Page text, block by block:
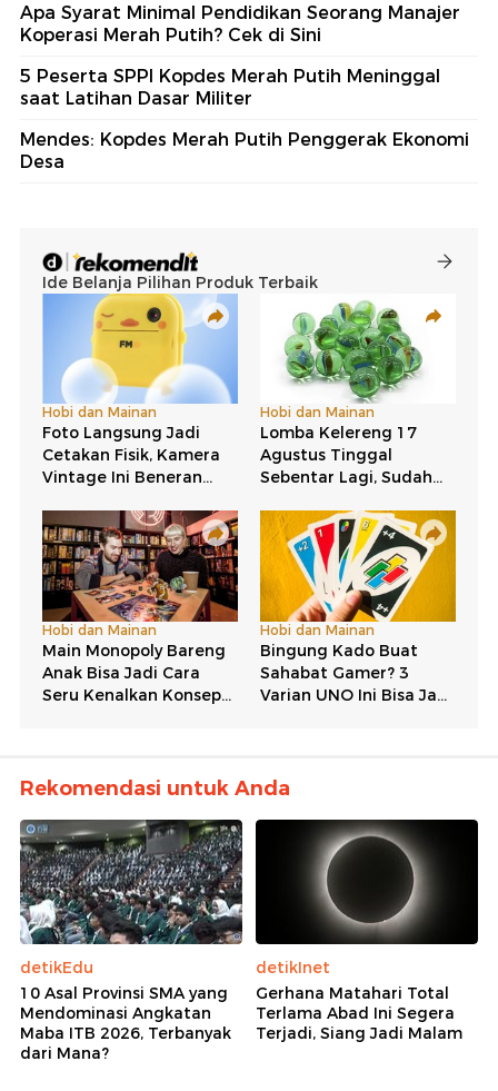
Apa Syarat Minimal Pendidikan Seorang Manajer
Koperasi Merah Putih? Cek di Sini
5 Peserta SPPI Kopdes Merah Putih Meninggal
saat Latihan Dasar Militer
Mendes: Kopdes Merah Putih Penggerak Ekonomi
Desa
Rekomendasi untuk Anda
detikEdu
10 Asal Provinsi SMA yang
Mendominasi Angkatan
Maba ITB 2026, Terbanyak
dari Mana?
detikInet
Gerhana Matahari Total
Terlama Abad Ini Segera
Terjadi, Siang Jadi Malam